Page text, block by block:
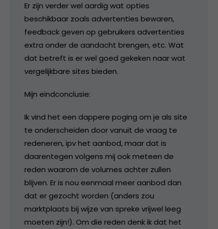
Er zijn verder wel aardig wat opties
beschikbaar zoals advertenties bewaren,
feedback geven op gebruikers advertenties
extra onder de aandacht brengen, etc. Wat
dat betreft is er wel goed gekeken naar wat
vergelijkbare sites bieden.
Mijn eindconclusie:
Ik vind het een dappere poging om je als site
te onderscheiden door vanuit de vraag te
redeneren, ipv het aanbod, maar dat is
daarentegen volgens mij ook meteen de
reden waarom de volumes achter zullen
blijven. Er is nou eenmaal meer aanbod dan
dat er gezocht worden (anders zou
marktplaats bij wijze van spreke vrijwel leeg
moeten zijn!). Om die reden denk ik dat het